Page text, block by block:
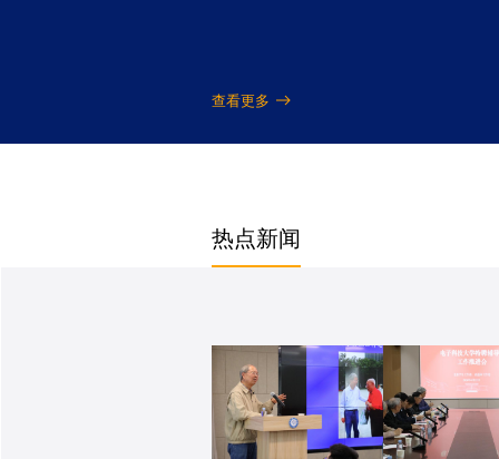
查看更多
热点新闻